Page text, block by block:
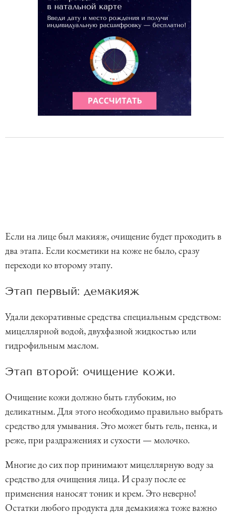
Если на лице был макияж, очищение будет проходить в
два этапа. Если косметики на коже не было, сразу
переходи ко второму этапу.
Этап первый: демакияж
Удали декоративные средства специальным средством:
мицеллярной водой, двухфазной жидкостью или
гидрофильным маслом.
Этап второй: очищение кожи.
Очищение кожи должно быть глубоким, но
деликатным. Для этого необходимо правильно выбрать
средство для умывания. Это может быть гель, пенка, и
реже, при раздражениях и сухости — молочко.
Многие до сих пор принимают мицеллярную воду за
средство для очищения лица. И сразу после ее
применения наносят тоник и крем. Это неверно!
Остатки любого продукта для демакияжа тоже важно